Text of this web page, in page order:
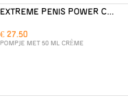
EXTREME PENIS POWER CREAM
€ 27.50
POMPJE MET 50 ML CRÈME